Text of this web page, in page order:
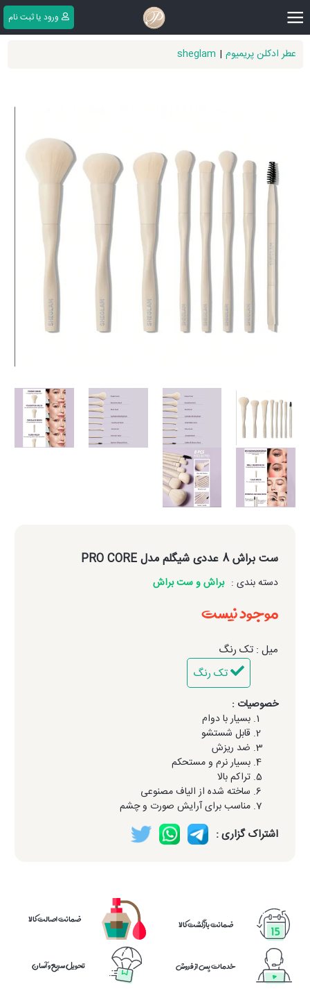
||| ورود یا ثبت ‌نام
عطر ادکلن پریمیوم |
sheglam
ست براش 8 عددی شیگلم مدل PRO CORE
دسته بندی : براش و ست براش
موجود نیست
میل : تک رنگ
تک رنگ
خصوصیات :
بسیار با دوام
قابل شستشو
ضد ریزش
بسیار نرم و مستحکم
تراکم بالا
ساخته شده از الیاف مصنوعی
مناسب برای آرایش صورت و چشم
اشتراک گزاری :
ضمانت بازگشت کالا ضمانت اصالت کالا
خدمات پس از فروش تحویل سریع و آسان